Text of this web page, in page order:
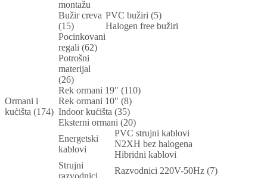
montažu
Bužir creva
(15)
PVC bužiri (5)
Halogen free bužiri
Pocinkovani
regali (62)
Potrošni
materijal
(26)
Ormani i
kućišta (174)
Rek ormani 19" (110)
Rek ormani 10" (8)
Indoor kućišta (35)
Eksterni ormani (20)
Energetski
kablovi
PVC strujni kablovi
N2XH bez halogena
Hibridni kablovi
Strujni
Razvodnici 220V-50Hz (7)